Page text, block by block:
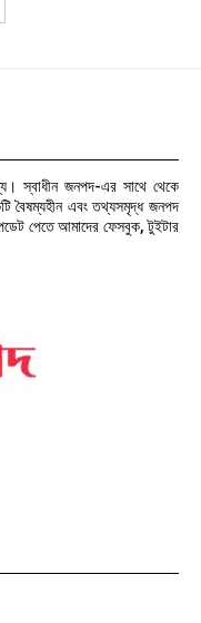
স্বাধীন জনপদ-এর সাথে থেকে
বৈষম্যহীন এবং তথ্যসমৃদ্ধ জনপদ
পেতে আমাদের ফেসবুক, টুইটার